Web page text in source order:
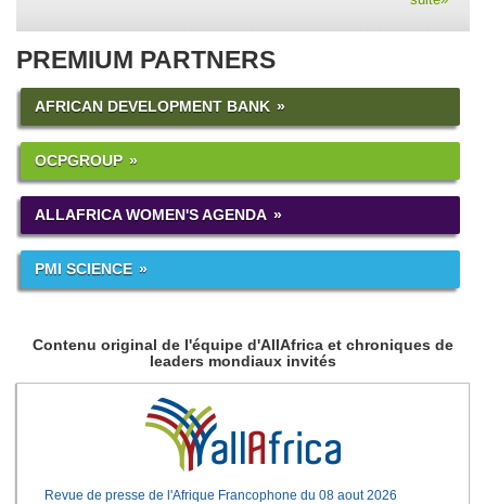
PREMIUM PARTNERS
AFRICAN DEVELOPMENT BANK
OCPGROUP
ALLAFRICA WOMEN'S AGENDA
PMI SCIENCE
Contenu original de l'équipe d'AllAfrica et chroniques de
leaders mondiaux invités
Revue de presse de l'Afrique Francophone du 08 aout 2026